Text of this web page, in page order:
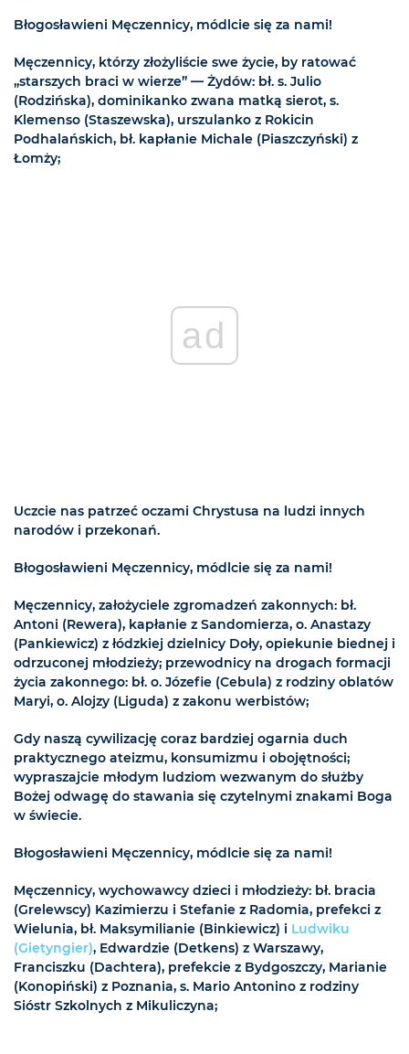
Błogosławieni Męczennicy, módlcie się za nami!
Męczennicy, którzy złożyliście swe życie, by ratować
„starszych braci w wierze” — Żydów: bł. s. Julio
(Rodzińska), dominikanko zwana matką sierot, s.
Klemenso (Staszewska), urszulanko z Rokicin
Podhalańskich, bł. kapłanie Michale (Piaszczyński) z
Łomży;
ad
Uczcie nas patrzeć oczami Chrystusa na ludzi innych
narodów i przekonań.
Błogosławieni Męczennicy, módlcie się za nami!
Męczennicy, założyciele zgromadzeń zakonnych: bł.
Antoni (Rewera), kapłanie z Sandomierza, o. Anastazy
(Pankiewicz) z łódzkiej dzielnicy Doły, opiekunie biednej i
odrzuconej młodzieży; przewodnicy na drogach formacji
życia zakonnego: bł. o. Józefie (Cebula) z rodziny oblatów
Maryi, o. Alojzy (Liguda) z zakonu werbistów;
Gdy naszą cywilizację coraz bardziej ogarnia duch
praktycznego ateizmu, konsumizmu i obojętności;
wypraszajcie młodym ludziom wezwanym do służby
Bożej odwagę do stawania się czytelnymi znakami Boga
w świecie.
Błogosławieni Męczennicy, módlcie się za nami!
Męczennicy, wychowawcy dzieci i młodzieży: bł. bracia
(Grelewscy) Kazimierzu i Stefanie z Radomia, prefekci z
Wielunia, bł. Maksymilianie (Binkiewicz) i Ludwiku
(Gietyngier), Edwardzie (Detkens) z Warszawy,
Franciszku (Dachtera), prefekcie z Bydgoszczy, Marianie
(Konopiński) z Poznania, s. Mario Antonino z rodziny
Sióstr Szkolnych z Mikuliczyna;